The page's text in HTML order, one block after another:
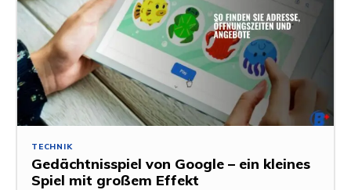
TECHNIK
Gedächtnisspiel von Google – ein kleines
Spiel mit großem Effekt